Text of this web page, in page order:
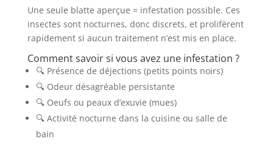
Une seule blatte aperçue = infestation possible. Ces
insectes sont nocturnes, donc discrets, et prolifèrent
rapidement si aucun traitement n’est mis en place.
Comment savoir si vous avez une infestation ?
🔍 Présence de déjections (petits points noirs)
🔍 Odeur désagréable persistante
🔍 Oeufs ou peaux d’exuvie (mues)
🔍 Activité nocturne dans la cuisine ou salle de
bain